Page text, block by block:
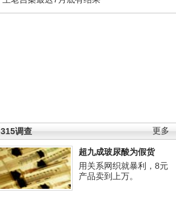
更多
315调查
超九成玻尿酸为假货
用关系网织就暴利，8元
产品卖到上万。